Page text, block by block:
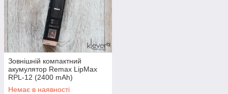
Зовнішній компактний
акумулятор Remax LipMax
RPL-12 (2400 mAh)
(блакитний)
Немає в наявності